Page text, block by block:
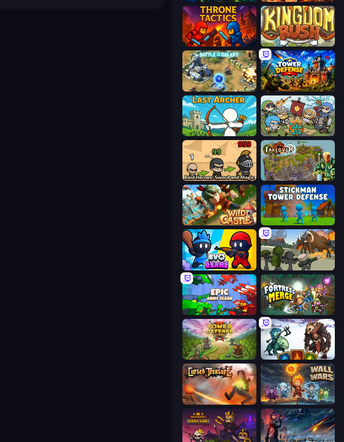
Throne Tactics Kingdom Rush
Battle for the Galaxy Tower Defense
Last Archer Raid Heroes: Total War
Raid Heroes: Sword and Magic Takeover
Wild Castle TD: Grow Empire
Evo Gears Stickman History Battle
Epic Army Clash Fortress Merge
Tower Defense Clash Dark Stones: Card Battle RPG
Cursed Treasure Wall Wars